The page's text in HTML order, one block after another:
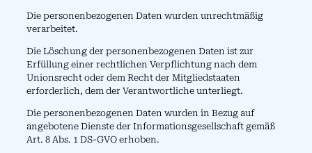
Die personenbezogenen Daten wurden unrechtmäßig
verarbeitet.
Die Löschung der personenbezogenen Daten ist zur
Erfüllung einer rechtlichen Verpflichtung nach dem
Unionsrecht oder dem Recht der Mitgliedstaaten
erforderlich, dem der Verantwortliche unterliegt.
Die personenbezogenen Daten wurden in Bezug auf
angebotene Dienste der Informationsgesellschaft gemäß
Art. 8 Abs. 1 DS-GVO erhoben.